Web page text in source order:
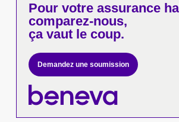
Pour votreassurance
comparez-nous,
ça vaut le coup.
Demandez une soumission